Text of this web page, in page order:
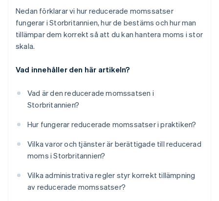
Nedan förklarar vi hur reducerade momssatser
fungerar i Storbritannien, hur de bestäms och hur man
tillämpar dem korrekt så att du kan hantera moms i stor
skala.
Vad innehåller den här artikeln?
Vad är den reducerade momssatsen i
Storbritannien?
Hur fungerar reducerade momssatser i praktiken?
Vilka varor och tjänster är berättigade till reducerad
moms i Storbritannien?
Vilka administrativa regler styr korrekt tillämpning
av reducerade momssatser?